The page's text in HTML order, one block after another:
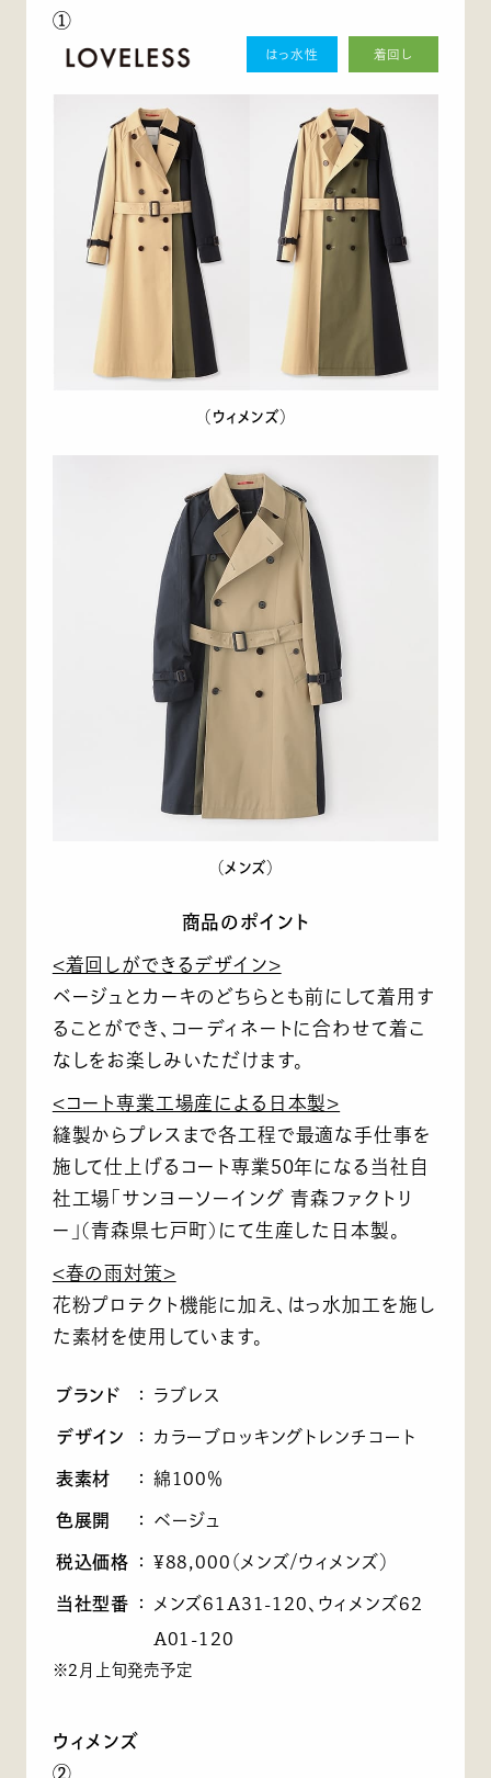
①
はっ水性 着回し
（ウィメンズ）
（メンズ）
商品のポイント
<着回しができるデザイン>
ベージュとカーキのどちらとも前にして着用す
ることができ、コーディネートに合わせて着こ
なしをお楽しみいただけます。
<コート専業工場産による日本製>
縫製からプレスまで各工程で最適な手仕事を
施して仕上げるコート専業50年になる当社自
社工場「サンヨーソーイング 青森ファクトリ
ー」(青森県七戸町)にて生産した日本製。
<春の雨対策>
花粉プロテクト機能に加え、はっ水加工を施し
た素材を使用しています。
ブランド ： ラブレス
デザイン ： カラーブロッキングトレンチコート
表素材 ： 綿100％
色展開 ： ベージュ
税込価格 ： ¥88,000（メンズ/ウィメンズ）
当社型番 ：
メンズ61A31-120、ウィメンズ62
A01-120
※2月上旬発売予定
ウィメンズ
②